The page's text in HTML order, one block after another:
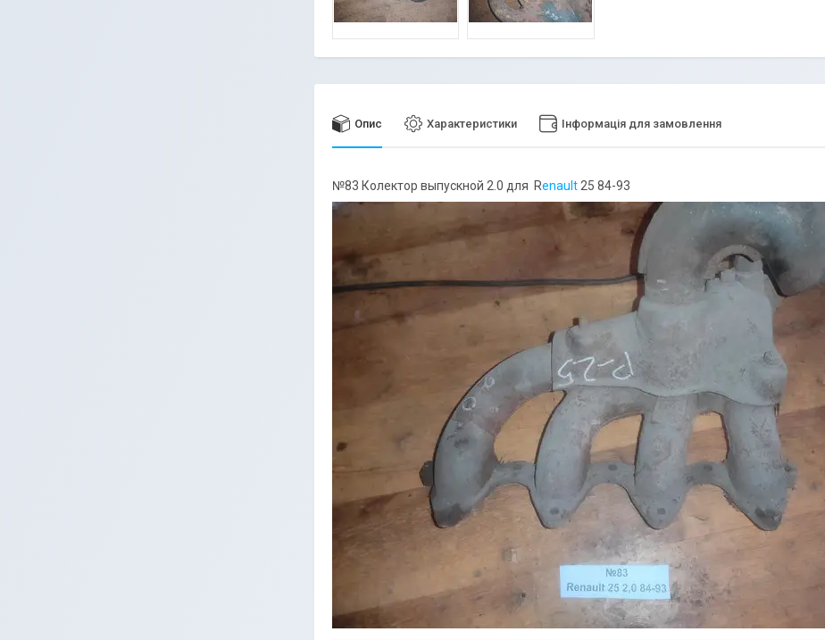
Опис Характеристики Інформація для замовлення
№83 Колектор выпускной 2.0 для Renault 25 84-93